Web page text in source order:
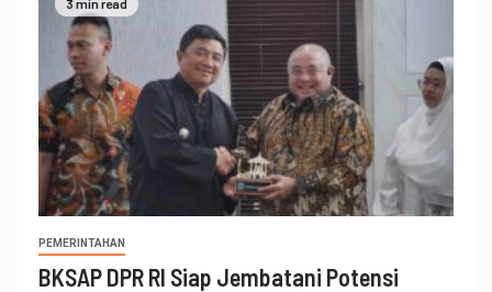
PEMERINTAHAN
BKSAP DPR RI Siap Jembatani Potensi